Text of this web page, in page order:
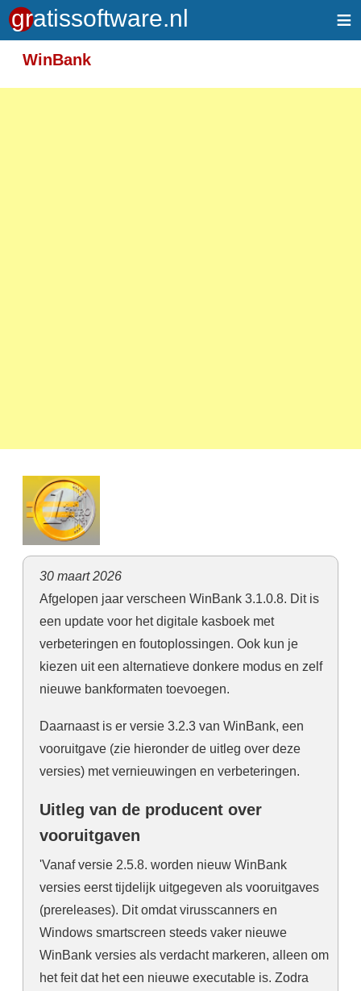
≡
WinBank
30 maart 2026
Afgelopen jaar verscheen WinBank 3.1.0.8. Dit is
een update voor het digitale kasboek met
verbeteringen en foutoplossingen. Ook kun je
kiezen uit een alternatieve donkere modus en zelf
nieuwe bankformaten toevoegen.
Daarnaast is er versie 3.2.3 van WinBank, een
vooruitgave (zie hieronder de uitleg over deze
versies) met vernieuwingen en verbeteringen.
Uitleg van de producent over
vooruitgaven
'Vanaf versie 2.5.8. worden nieuw WinBank
versies eerst tijdelijk uitgegeven als vooruitgaves
(prereleases). Dit omdat virusscanners en
Windows smartscreen steeds vaker nieuwe
WinBank versies als verdacht markeren, alleen om
het feit dat het een nieuwe executable is. Zodra